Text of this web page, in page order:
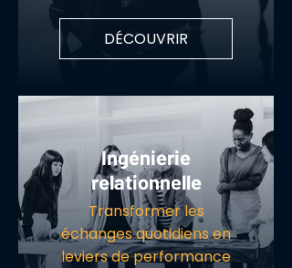
DÉCOUVRIR
Ingénierie
relationnelle
Transformer les
échanges quotidiens en
leviers de performance